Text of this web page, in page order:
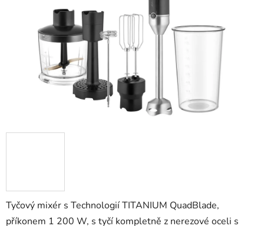
Tyčový mixér s Technologií TITANIUM QuadBlade,
příkonem 1 200 W, s tyčí kompletně z nerezové oceli s